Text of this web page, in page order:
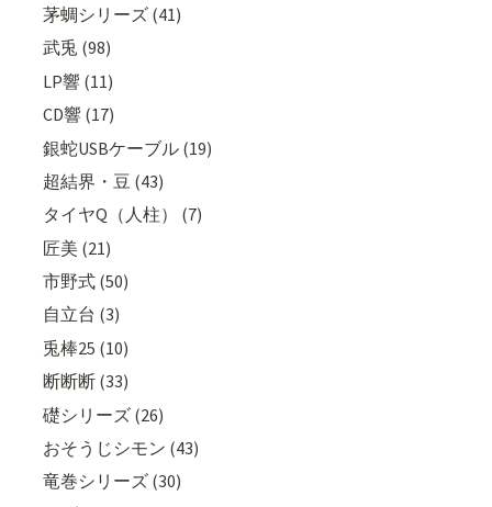
茅蜩シリーズ (41)
武兎 (98)
LP響 (11)
CD響 (17)
銀蛇USBケーブル (19)
超結界・豆 (43)
タイヤQ（人柱） (7)
匠美 (21)
市野式 (50)
自立台 (3)
兎棒25 (10)
断断断 (33)
礎シリーズ (26)
おそうじシモン (43)
竜巻シリーズ (30)